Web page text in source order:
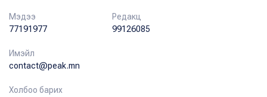
Мэдээ
77191977
Редакц
99126085
Имэйл
contact@peak.mn
Холбоо барих